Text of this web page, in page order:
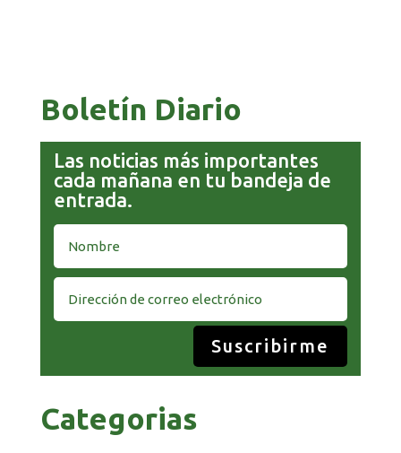
Boletín Diario
Las noticias más importantes
cada mañana en tu bandeja de
entrada.
Suscribirme
Categorias